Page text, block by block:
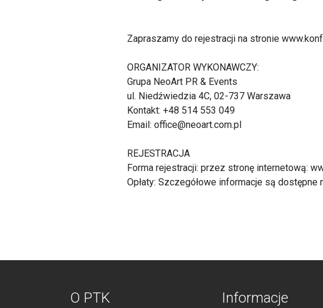
Zapraszamy do rejestracji na stronie
ORGANIZATOR WYKONAWCZY:
Grupa NeoArt PR & Events
ul. Niedźwiedzia 4C, 02-737 Warszawa
Kontakt: +48 514 553 049
Email: office@neoart.com.pl
REJESTRACJA
Forma rejestracji: przez stronę internetową:
Opłaty: Szczegółowe informacje są
O PTK Informacje